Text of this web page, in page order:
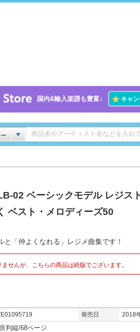
国内&輸入楽譜も豊富♪ ★キャン
02 ベーシックモデル レジス
ベスト・メロディーズ50
と「仲よくなれる」レジメ曲集です！
せんが、こちらの商品は絶版でございます。
発売日
2018
判縦/68ページ